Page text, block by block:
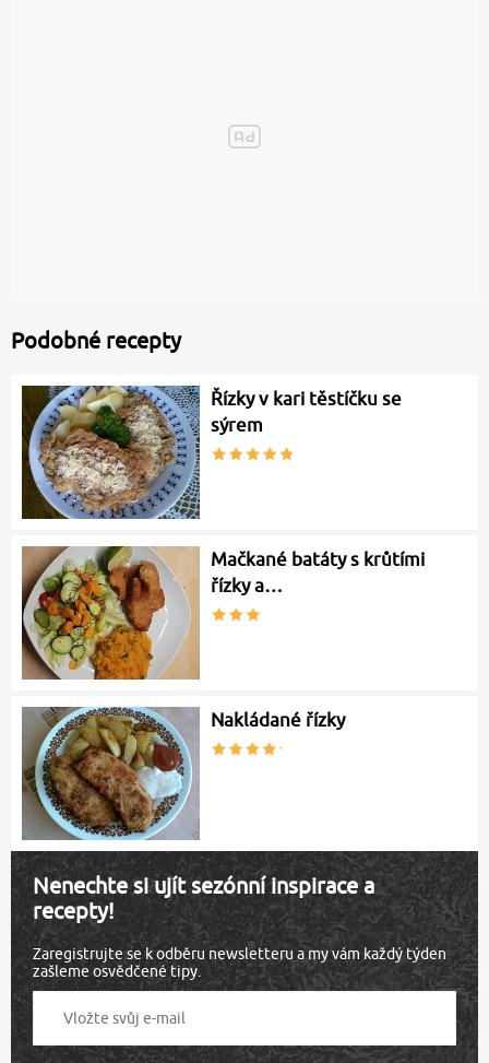
Podobné recepty
Řízky v kari těstíčku se
sýrem
Mačkané batáty s krůtími
řízky a…
Nakládané řízky
Nenechte si ujít sezónní inspirace a
recepty!
Zaregistrujte se k odběru newsletteru a my vám každý týden
zašleme osvědčené tipy.